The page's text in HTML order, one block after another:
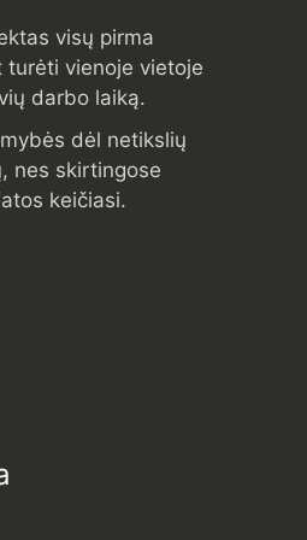
visų pirma
turėti vienoje vietoje
darbo laiką.
dėl netikslių
nes skirtingose
keičiasi.